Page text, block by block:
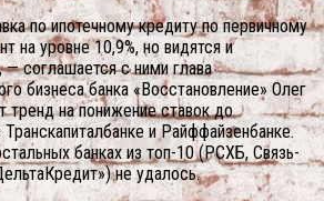
по ипотечному кредиту по первичному
на уровне 10,9%, но видятся и
соглашается с ними глава
бизнеса банка «Восстановление» Олег
на понижение ставок до
и Райффайзенбанке.
банках из топ-10 (РСХБ, Связь-
не удалось.